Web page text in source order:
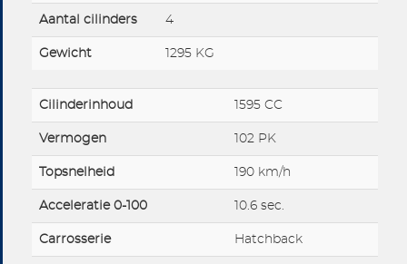
Aantal cilinders 4
Gewicht 1295 KG
Cilinderinhoud 1595 CC
Vermogen 102 PK
Topsnelheid 190 km/h
Acceleratie 0-100 10.6 sec.
Carrosserie Hatchback